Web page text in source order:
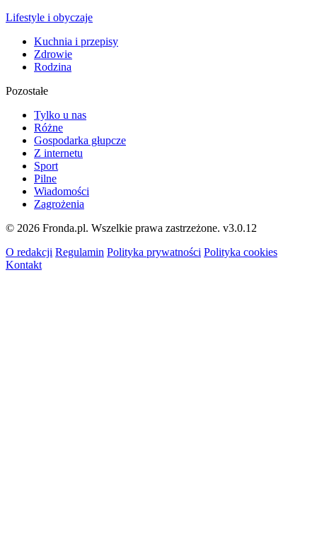
Lifestyle i obyczaje
Kuchnia i przepisy
Zdrowie
Rodzina
Pozostałe
Tylko u nas
Różne
Gospodarka głupcze
Z internetu
Sport
Pilne
Wiadomości
Zagrożenia
© 2026 Fronda.pl. Wszelkie prawa zastrzeżone. v3.0.12
O redakcji Regulamin Polityka prywatności Polityka cookies
Kontakt